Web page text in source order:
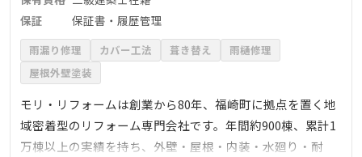
保証
保証書・履歴管理
雨漏り修理 カバー工法 葺き替え
雨樋修理
屋根外壁塗装
モリ・リフォームは創業から80年、福崎町に拠点を置く地
域密着型のリフォーム専門会社です。年間約900棟、累計1
万棟以上の実績を持ち、外壁・屋根・内装・水廻り・耐